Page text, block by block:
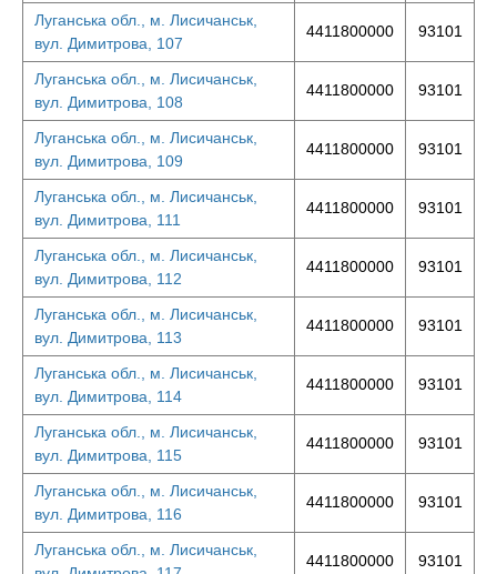
Луганська обл., м. Лисичанськ,
вул. Димитрова, 107
4411800000 93101
Луганська обл., м. Лисичанськ,
вул. Димитрова, 108
4411800000 93101
Луганська обл., м. Лисичанськ,
вул. Димитрова, 109
4411800000 93101
Луганська обл., м. Лисичанськ,
вул. Димитрова, 111
4411800000 93101
Луганська обл., м. Лисичанськ,
вул. Димитрова, 112
4411800000 93101
Луганська обл., м. Лисичанськ,
вул. Димитрова, 113
4411800000 93101
Луганська обл., м. Лисичанськ,
вул. Димитрова, 114
4411800000 93101
Луганська обл., м. Лисичанськ,
вул. Димитрова, 115
4411800000 93101
Луганська обл., м. Лисичанськ,
вул. Димитрова, 116
4411800000 93101
Луганська обл., м. Лисичанськ,
4411800000 93101